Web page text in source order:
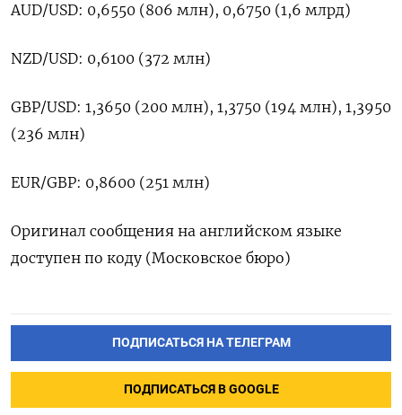
AUD/USD: 0,6550 (806 млн), 0,6750 (1,6 млрд)
NZD/USD: 0,6100 (372 млн)
GBP/USD: 1,3650 (200 млн), 1,3750 (194 млн), 1,3950
(236 млн)
EUR/GBP: 0,8600 (251 млн)
Оригинал сообщения на английском языке
доступен по коду (Московское бюро)
ПОДПИСАТЬСЯ НА ТЕЛЕГРАМ
ПОДПИСАТЬСЯ В GOOGLE